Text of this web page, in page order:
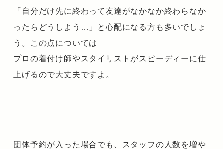
「自分だけ先に終わって友達がなかなか終わらなか
ったらどうしよう…」と心配になる方も多いでしょ
う。この点については
プロの着付け師やスタイリストがスピーディーに仕
上げるので大丈夫ですよ。
団体予約が入った場合でも、スタッフの人数を増や